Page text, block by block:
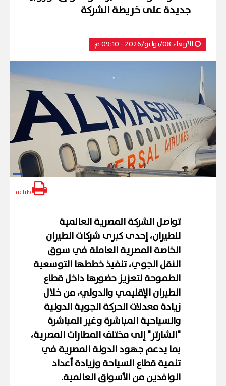
جديدة على خريطة الشركة
الأربعاء 08/يوليو/2026 - 09:10 م
طباعة
تواصلالشركة المصرية العالمية
للطيران، إحدى كبرى شركات الطيران
الخاصة المصرية العاملة في سوق
النقل الجوي، تنفيذ خططها التوسعية
الطموحة لتعزيز حضورها داخل قطاع
الطيران الإقليمي والدولي، من خلال
زيادة معدلات الحركة الجوية الدولية
والسياحية المباشرة وغير المباشرة
"الشارتر" إلى مختلف المطارات المصرية،
بما يدعم جهود الدولة المصرية في
تنمية قطاع السياحة وزيادة أعداد
الوافدين من الأسواق العالمية.